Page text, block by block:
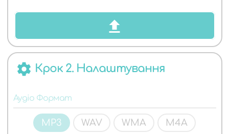
ФОРМАТІВ
settings Крок 2. Налаштування
Аудіо Формат
MP3 WAV WMA M4A